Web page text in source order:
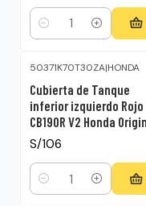
Cantidad
50371K70T30ZA|HONDA
Cubierta de Tanque
inferior izquierdo Rojo
CB190R V2 Honda
S/106
Cantidad